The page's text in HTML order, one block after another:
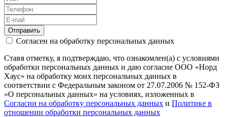
Отправить
Согласен на обработку персональных данных
Ставя отметку, я подтверждаю, что ознакомлен(а) с условиями
обработки персональных данных и даю согласие ООО «Норд
Хаус» на обработку моих персональных данных в
соответствии с Федеральным законом от 27.07.2006 № 152-ФЗ
«О персональных данных» на условиях, изложенных в
Согласии на обработку персональных данных и Политике в
отношении обработки персональных данных